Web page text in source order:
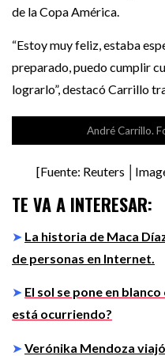
de la Copa América.
“Estoy muy feliz, estaba
preparado, puedo cumplir
lograrlo”, destacó Carrillo
André Carrillo.
[Fuente: Reuters
TE VA A INTERESAR:
➤ La historia de Maca
de personas en Internet.
➤ El sol se pone en
está ocurriendo?
➤ Verónika Mendoza